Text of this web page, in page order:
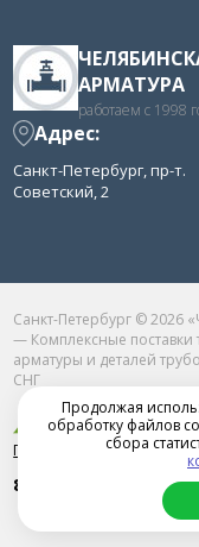
АРМАТУРА
работаем с 1998
Адрес:
Санкт-Петербург, пр-т.
Советский, 2
Санкт-Петербург © 2026
— Комплексные
арматуры и деталей
СНГ
Продвижение сайта в
8 (800) 77-52-361
Продолжая
обработку файлов
сбора